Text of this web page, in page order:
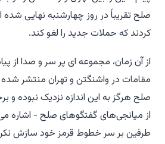
صلح تقریباً در روز چهارشنبه نهایی
کردند که حملات جدید را لغو کند.
از آن زمان، مجموعه ای پر سر و صدا از
مقامات در واشنگتن و تهران منتشر
صلح هرگز به این اندازه نزدیک نبوده و
از میانجی‌های گفتگوهای صلح - اشاره
طرفین بر سر خطوط قرمز خود سازش